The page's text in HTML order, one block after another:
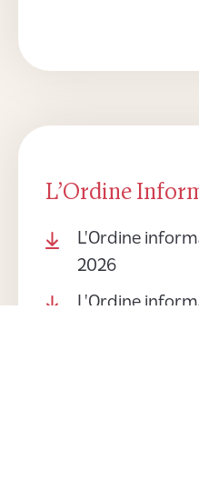
L’Ordine
L'Ordine
2026
L'Ordine